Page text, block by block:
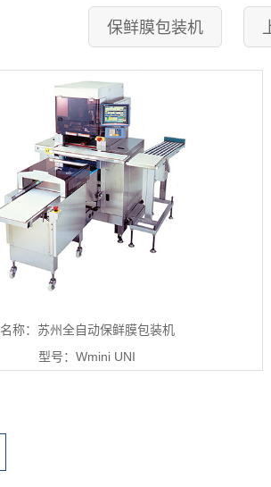
保鲜膜包装机
名称：苏州全自动保鲜膜包装机
型号：Wmini UNI